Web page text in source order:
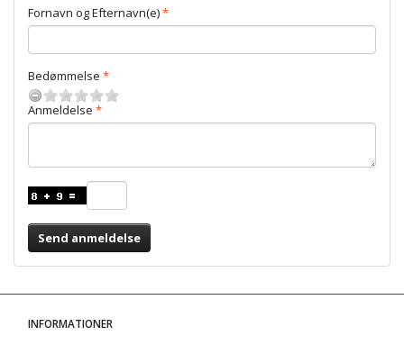
Fornavn og Efternavn(e)
Bedømmelse
Anmeldelse
Send anmeldelse
INFORMATIONER